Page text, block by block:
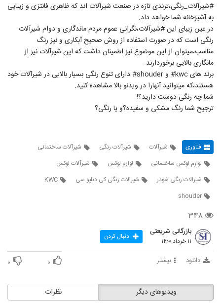
#شیرآلات_رنگی،ترندی تازه در صنعت شیرآلات اند که ظاهری فانتزی و زیبایی
به آشپزخانه شما خواهد داد.
در عین زیبای این #شیرآلات،نگرانی عموم مردم ماندگاری و دوام شیرآلات
رنگی است که در صورت استفاده از روش صحیح آبکاری و نیز رنگ
مناسب،میتوان از این موضوع نیز اطمینان داشت که این شیرآلات نیز از
مانگاری بالایی برخوردارند.
برند های kwc# و shouder# دارای تنوع رنگی بسیار بالایی در شیرآلات خود
هستند،که میتوانید آنهارا در ویدئو بالا مشاهده کنید.
شما چه رنگی دوست دارید؟!
ترجیح شما رنگ مشکی و سفیده؟و یا رنگی؟
فناوری شیرآلات شیرآلات رنگی
شیرآلات ساختمانی
لوازم لوکس ساختمانی
لوازم لوکس
شیرآلات لوکس
شیرالات رنگی شودر
شیرالات رنگی کی دبلیو سی
KWC
shouder
۳۴۸
بازرگانی شریعتی
۱۱ خرداد ۱۴۰۰ دنبال کردن
دانلود بیشتر ۰ ۰
نظرات ویدیوهای دیگر